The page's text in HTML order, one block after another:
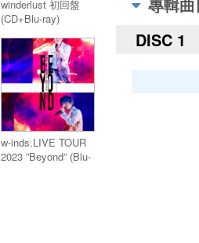
winderlust 初回盤
(CD+Blu-ray)
w-inds.LIVE TOUR
2023 ”Beyond” (Blu-
DISC 1